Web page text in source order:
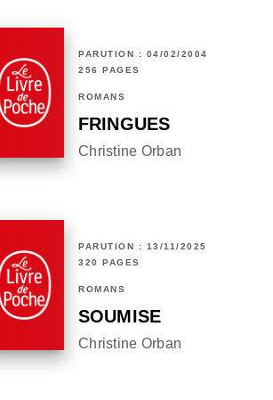
PARUTION : 04/02/2004
256 PAGES
ROMANS
FRINGUES
Christine Orban
PARUTION : 13/11/2025
320 PAGES
ROMANS
SOUMISE
Christine Orban